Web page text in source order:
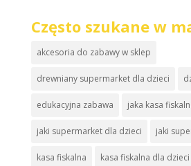
Często szukane w
akcesoria do zabawy w sklep
drewniany supermarket dla dzieci
edukacyjna zabawa jaka kasa
jaki supermarket dla dzieci jaki
kasa fiskalna kasa fiskalna dla dzieci